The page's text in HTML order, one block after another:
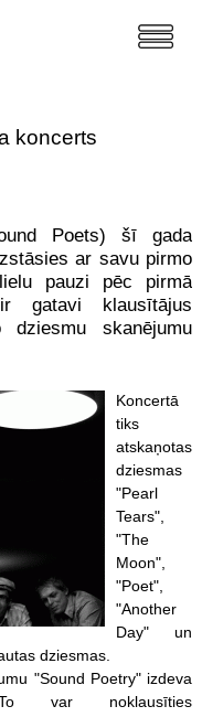
koncerts
Poets) šī gada
ar savu pirmo
pauzi pēc pirmā
gatavi klausītājus
skanējumu
Koncertā
tiks
atskaņotas
dziesmas
"Pearl
Tears",
"The
Moon",
"Poet",
"Another
Day" un
dziesmas.
"Sound Poetry" izdeva
var noklausīties